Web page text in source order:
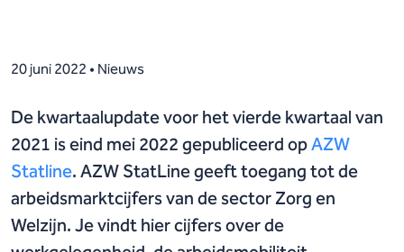
20 juni 2022 • Nieuws
De kwartaalupdate voor het vierde kwartaal van
2021 is eind mei 2022 gepubliceerd opAZW
Statline. AZW StatLine geeft toegang tot de
arbeidsmarktcijfers van de sector Zorg en
Welzijn. Je vindt hier cijfers over de